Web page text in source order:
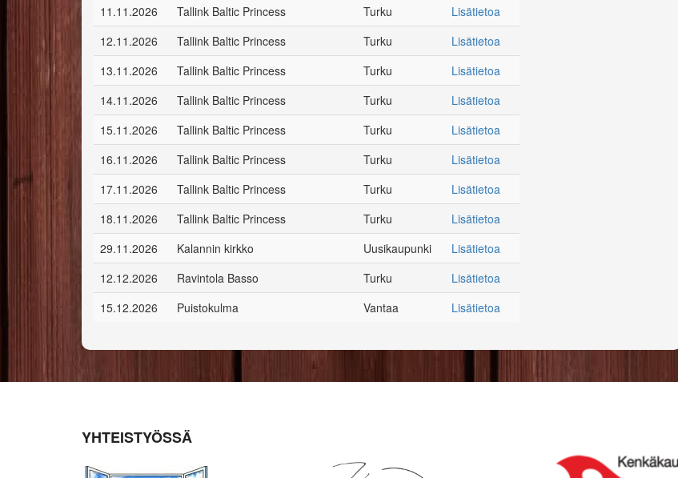
11.11.2026
Tallink Baltic Princess Turku
Lisätietoa
12.11.2026
Tallink Baltic Princess Turku
Lisätietoa
13.11.2026
Tallink Baltic Princess Turku
Lisätietoa
14.11.2026
Tallink Baltic Princess Turku
Lisätietoa
15.11.2026
Tallink Baltic Princess Turku
Lisätietoa
16.11.2026
Tallink Baltic Princess Turku
Lisätietoa
17.11.2026
Tallink Baltic Princess Turku
Lisätietoa
18.11.2026
Tallink Baltic Princess Turku
Lisätietoa
29.11.2026
Kalannin kirkko Uusikaupunki
Lisätietoa
12.12.2026
Ravintola Basso Turku
Lisätietoa
15.12.2026
Puistokulma Vantaa Lisätietoa
YHTEISTYÖSSÄ